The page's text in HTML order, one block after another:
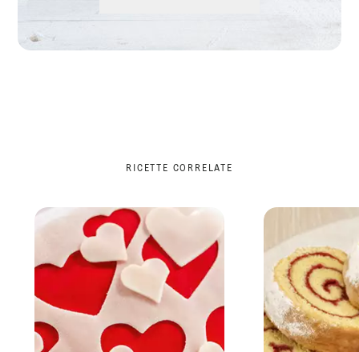
RICETTE CORRELATE